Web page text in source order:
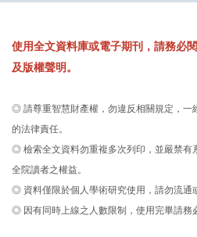
使用全文資料庫或電子期刊，請務必
及版權聲明。
◎ 請尊重智慧財產權，勿違反相關規定，一
的法律責任。
◎ 檢索全文資料勿重複多次列印，並嚴禁有
全院讀者之權益。
◎ 資料僅限於個人學術研究使用，請勿流通
◎ 因有同時上線之人數限制，使用完畢請務